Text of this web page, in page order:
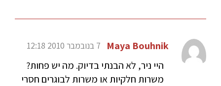
Maya Bouhnik 7 בנובמבר 2010 12:18
היי ניר, לא הבנתי בדיוק. מה יש פחות?
משרות חלקיות או משרות לבוגרים חסרי